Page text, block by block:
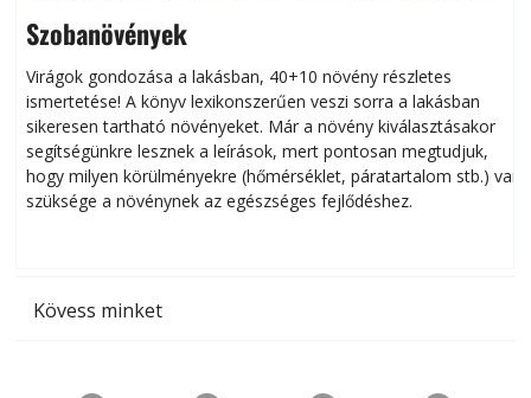
Szobanövények
Virágok gondozása a lakásban, 40+10 növény részletes
ismertetése! A könyv lexikonszerűen veszi sorra a lakásban
sikeresen tart­ha­tó növényeket. Már a növény kiválasztásakor
segítségünkre lesznek a leírások, mert pontosan megtudjuk,
hogy milyen körülményekre (hőmérséklet, páratartalom stb.) van
szüksége a növénynek az egészséges fejlődéshez.
Kövess minket